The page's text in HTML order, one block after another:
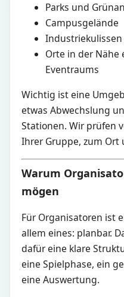
Parks und
Campusgelände
Industriekulissen
Orte in der Nähe
Eventraums
Wichtig ist eine
etwas Abwechslung
Stationen. Wir prüfen
Ihrer Gruppe, zum Ort
Warum
mögen
Für Organisatoren ist
allem eines: planbar.
dafür eine klare
eine Spielphase, ein
eine Auswertung.